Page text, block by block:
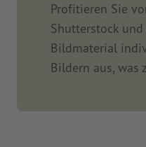
Profitieren Sie
Shutterstock
Bildmaterial
Bildern aus, was